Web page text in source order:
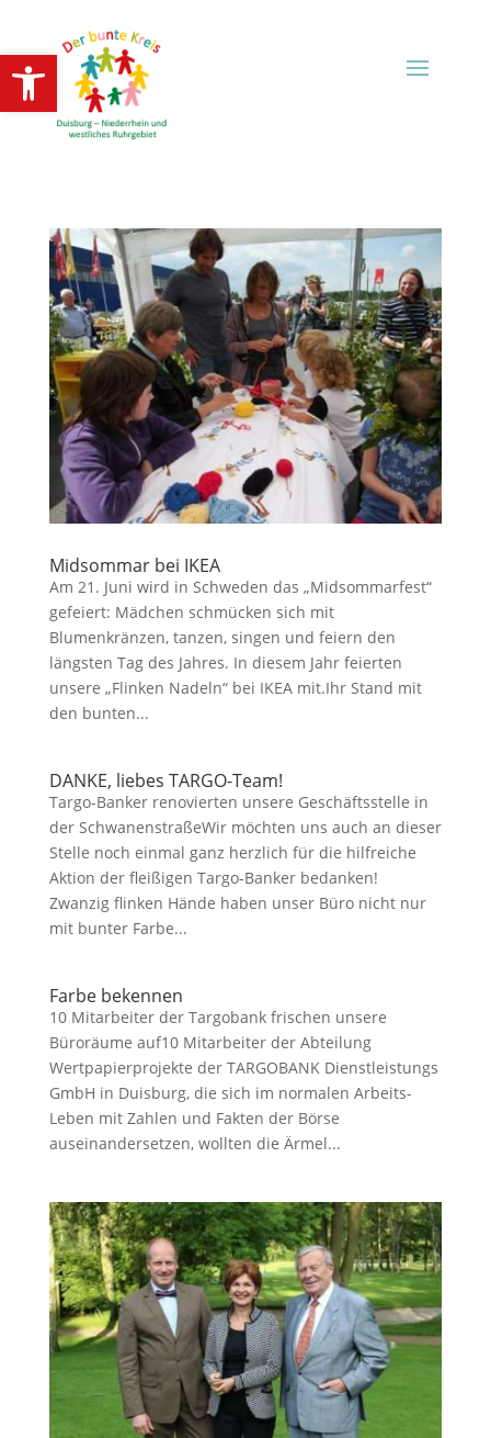
Open toolbar
Midsommar bei IKEA
Am 21. Juni wird in Schweden das „Midsommarfest“
gefeiert: Mädchen schmücken sich mit
Blumenkränzen, tanzen, singen und feiern den
längsten Tag des Jahres. In diesem Jahr feierten
unsere „Flinken Nadeln“ bei IKEA mit.Ihr Stand mit
den bunten...
DANKE, liebes TARGO-Team!
Targo-Banker renovierten unsere Geschäftsstelle in
der SchwanenstraßeWir möchten uns auch an dieser
Stelle noch einmal ganz herzlich für die hilfreiche
Aktion der fleißigen Targo-Banker bedanken!
Zwanzig flinken Hände haben unser Büro nicht nur
mit bunter Farbe...
Farbe bekennen
10 Mitarbeiter der Targobank frischen unsere
Büroräume auf10 Mitarbeiter der Abteilung
Wertpapierprojekte der TARGOBANK Dienstleistungs
GmbH in Duisburg, die sich im normalen Arbeits-
Leben mit Zahlen und Fakten der Börse
auseinandersetzen, wollten die Ärmel...